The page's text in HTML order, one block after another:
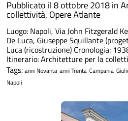
Pubblicato il 8 ottobre 2018 in
collettività, Opere Atlante
Luogo: Napoli, Via John Fitzgerald
De Luca, Giuseppe Squillante
Luca (ricostruzione) Cronologia:
Itinerario: Architetture per la
Tags: anni Novanta anni Trenta Campania
Napoli